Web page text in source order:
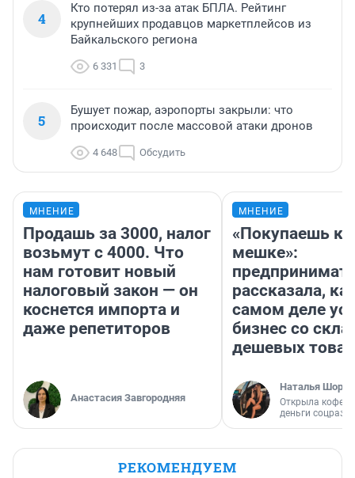
4
Кто потерял из-за атак БПЛА. Рейтинг
крупнейших продавцов маркетплейсов из
Байкальского региона
6 331 3
5
Бушует пожар, аэропорты закрыли: что
происходит после массовой атаки дронов
4 648 Обсудить
МНЕНИЕ
Продашь за 3000, налог
возьмут с 4000. Что
нам готовит новый
налоговый закон — он
коснется импорта и
даже репетиторов
Анастасия Завгородняя
МНЕНИЕ
«Покупаешь
мешке»:
рассказала,
самом деле
бизнес со
дешевых
Наталья
Открыла
деньги
РЕКОМЕНДУЕМ